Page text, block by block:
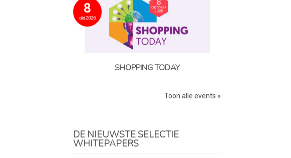
8
okt 2026
SHOPPING TODAY
Toon alle events »
DE NIEUWSTE SELECTIE
WHITEPAPERS